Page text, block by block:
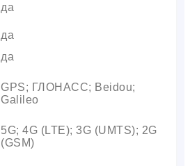
да
да
да
GPS; ГЛОНАСС; Beidou;
Galileo
5G; 4G (LTE); 3G (UMTS); 2G
(GSM)